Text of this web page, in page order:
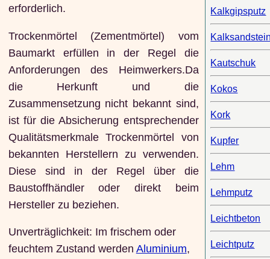
erforderlich.
Trockenmörtel (Zementmörtel) vom
Baumarkt erfüllen in der Regel die
Anforderungen des Heimwerkers.Da
die Herkunft und die
Zusammensetzung nicht bekannt sind,
ist für die Absicherung entsprechender
Qualitätsmerkmale Trockenmörtel von
bekannten Herstellern zu verwenden.
Diese sind in der Regel über die
Baustoffhändler oder direkt beim
Hersteller zu beziehen.
Unverträglichkeit: Im frischem oder
feuchtem Zustand werden Aluminium,
Kalkgipsputz
Kautschuk
Kokos
Kork
Kupfer
Lehm
Lehmputz
Leichtbeton
Leichtputz